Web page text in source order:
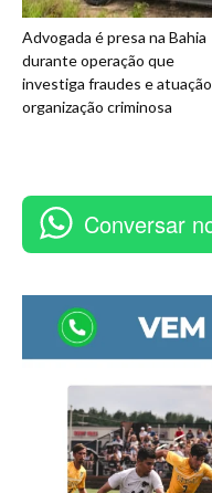
Advogada é presa na Bahia
durante operação que
investiga fraudes e
organização criminosa
Conversar